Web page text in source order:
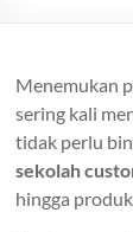
Menemukan
sering kali
tidak perlu
sekolah
hingga